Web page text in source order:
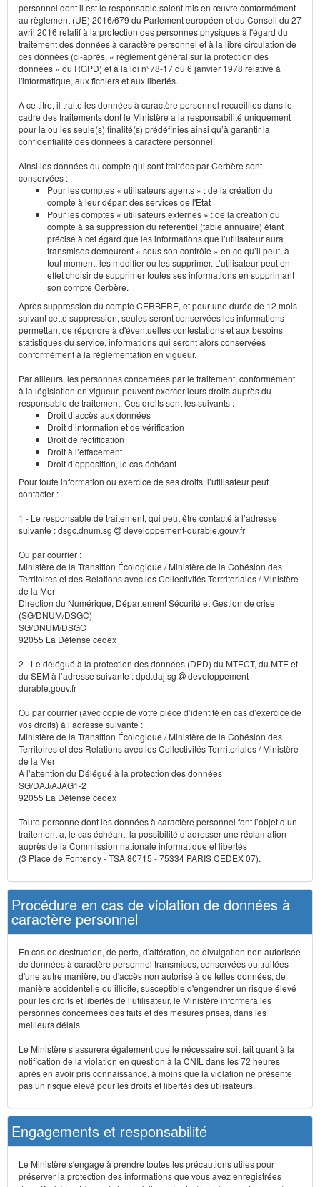
personnel dont il est le responsable soient mis en œuvre conformément
au règlement (UE) 2016/679 du Parlement européen et du Conseil du 27
avril 2016 relatif à la protection des personnes physiques à l'égard du
traitement des données à caractère personnel et à la libre circulation de
ces données (ci-après, « règlement général sur la protection des
données » ou RGPD) et à la loi n°78-17 du 6 janvier 1978 relative à
l'informatique, aux fichiers et aux libertés.
A ce titre, il traite les données à caractère personnel recueillies dans le
cadre des traitements dont le Ministère a la responsabilité uniquement
pour la ou les seule(s) finalité(s) prédéfinies ainsi qu’à garantir la
confidentialité des données à caractère personnel.
Ainsi les données du compte qui sont traitées par Cerbère sont
conservées :
Pour les comptes « utilisateurs agents » : de la création du
compte à leur départ des services de l'Etat
Pour les comptes « utilisateurs externes » : de la création du
compte à sa suppression du référentiel (table annuaire) étant
précisé à cet égard que les informations que l’utilisateur aura
transmises demeurent « sous son contrôle » en ce qu’il peut, à
tout moment, les modifier ou les supprimer. L’utilisateur peut en
effet choisir de supprimer toutes ses informations en supprimant
son compte Cerbère.
Après suppression du compte CERBERE, et pour une durée de 12 mois
suivant cette suppression, seules seront conservées les informations
permettant de répondre à d'éventuelles contestations et aux besoins
statistiques du service, informations qui seront alors conservées
conformément à la réglementation en vigueur.
Par ailleurs, les personnes concernées par le traitement, conformément
à la législation en vigueur, peuvent exercer leurs droits auprès du
responsable de traitement. Ces droits sont les suivants :
Droit d’accès aux données
Droit d’information et de vérification
Droit de rectification
Droit à l’effacement
Droit d’opposition, le cas échéant
Pour toute information ou exercice de ses droits, l’utilisateur peut
contacter :
1 - Le responsable de traitement, qui peut être contacté à l’adresse
suivante : dsgc.dnum.sg
developpement-durable.gouv.fr
Ou par courrier :
Ministère de la Transition Écologique / Ministère de la Cohésion des
Territoires et des Relations avec les Collectivités Terrritoriales / Ministère
de la Mer
Direction du Numérique, Département Sécurité et Gestion de crise
(SG/DNUM/DSGC)
SG/DNUM/DSGC
92055 La Défense cedex
2 - Le délégué à la protection des données (DPD) du MTECT, du MTE et
du SEM à l’adresse suivante : dpd.daj.sg
developpement-
durable.gouv.fr
Ou par courrier (avec copie de votre pièce d’identité en cas d’exercice de
vos droits) à l’adresse suivante :
Ministère de la Transition Écologique / Ministère de la Cohésion des
Territoires et des Relations avec les Collectivités Terrritoriales / Ministère
de la Mer
A l’attention du Délégué à la protection des données
SG/DAJ/AJAG1-2
92055 La Défense cedex
Toute personne dont les données à caractère personnel font l’objet d’un
traitement a, le cas échéant, la possibilité d’adresser une réclamation
auprès de la Commission nationale informatique et libertés
(3 Place de Fontenoy - TSA 80715 - 75334 PARIS CEDEX 07).
Procédure en cas de violation de données à
caractère personnel
En cas de destruction, de perte, d'altération, de divulgation non autorisée
de données à caractère personnel transmises, conservées ou traitées
d'une autre manière, ou d'accès non autorisé à de telles données, de
manière accidentelle ou illicite, susceptible d'engendrer un risque élevé
pour les droits et libertés de l’utilisateur, le Ministère informera les
personnes concernées des faits et des mesures prises, dans les
meilleurs délais.
Le Ministère s’assurera également que le nécessaire soit fait quant à la
notification de la violation en question à la CNIL dans les 72 heures
après en avoir pris connaissance, à moins que la violation ne présente
pas un risque élevé pour les droits et libertés des utilisateurs.
Engagements et responsabilité
Le Ministère s'engage à prendre toutes les précautions utiles pour
préserver la protection des informations que vous avez enregistrées